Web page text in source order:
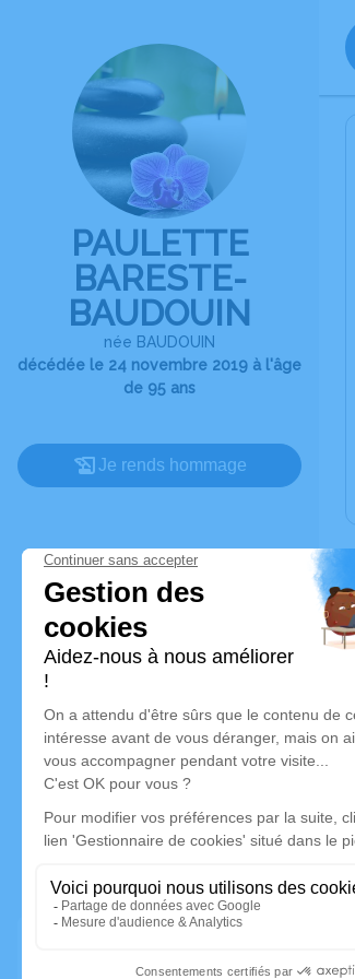
PAULETTE
BARESTE-
BAUDOUIN
née BAUDOUIN
décédée le 24 novembre 2019 à l'âge
de 95 ans
Je rends hommage